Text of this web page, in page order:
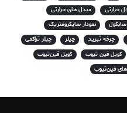
حرارتی
مبدل های حرارتی
سابکول
نمودار سایکرومتریک
چرخه تبرید چیلر
چیلر تراکمی
کویل فین تیوب
کویل فین‌تیوب
فین‌تیوب